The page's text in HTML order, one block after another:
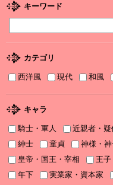
2025/12/04
2025年12月刊電子書籍配信の
『打算婚 未亡人になりかけ
なりました』お詫びと訂正
書泉2025年TLフェア Sonya
せ♡
2025/11/08
書泉2025年TLフェア ソーニ
2025/11/06
2025年11月刊電子書籍配信の
キーワード
カテゴリ
西洋風 現代 和風
キャラ
騎士・軍人 近親者・疑
紳士
童貞
神様・
皇帝・国王・宰相
王
年下
実業家・資本家